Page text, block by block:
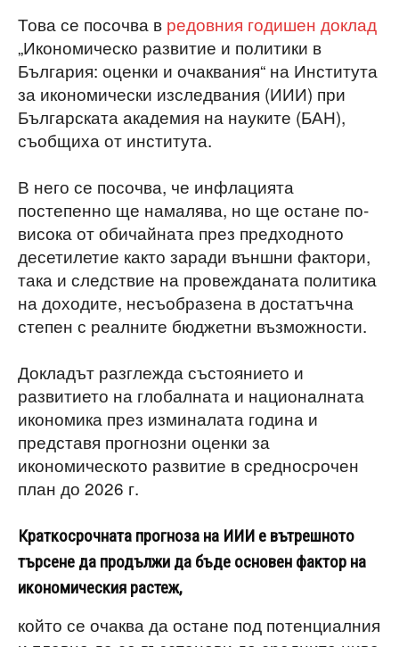
Това се посочва в редовния годишен доклад
„Икономическо развитие и политики в
България: оценки и очаквания“ на Института
за икономически изследвания (ИИИ) при
Българската академия на науките (БАН),
съобщиха от института.
В него се посочва, че инфлацията
постепенно ще намалява, но ще остане по-
висока от обичайната през предходното
десетилетие както заради външни фактори,
така и следствие на провежданата политика
на доходите, несъобразена в достатъчна
степен с реалните бюджетни възможности.
Докладът разглежда състоянието и
развитието на глобалната и националната
икономика през изминалата година и
представя прогнозни оценки за
икономическото развитие в средносрочен
план до 2026 г.
Краткосрочната прогноза на ИИИ е вътрешното
търсене да продължи да бъде основен фактор на
икономическия растеж,
който се очаква да остане под потенциалния